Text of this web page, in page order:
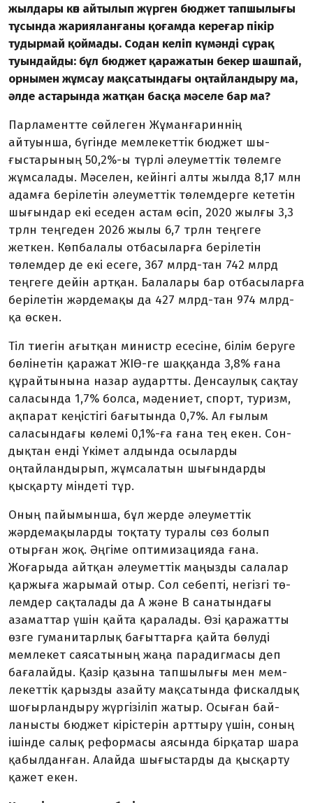
жылдары көп айтылып жүрген бюджет тапшылығы
тұсында жария­ланғаны қоғамда кереғар пікір
тудырмай қоймады. Содан келіп күмәнді сұрақ
туындайды: бұл бюджет қаражатын бе­кер шашпай,
орнымен жұмсау мақсатындағы оңтай­ландыру ма,
әлде астарында жатқан басқа мәселе бар ма?
Парламентте сөйлеген Жұ­ман­ғариннің
айтуынша, бүгінде мемлекеттік бюджет шы­
ғыстарының 50,2%-ы түрлі әлеу­меттік төлемге
жұмсалады. Мә­селен, кейінгі алты жылда 8,17 млн
адамға берілетін әлеуметтік төлемдерге кететін
шығындар екі еседен астам өсіп, 2020 жылғы 3,3
трлн теңгеден 2026 жылы 6,7 трлн теңгеге
жеткен. Көпбалалы отбасыларға берілетін
төлемдер де екі есеге, 367 млрд-тан 742 млрд
теңгеге дейін артқан. Балалары бар отбасыларға
берілетін жәрдемақы да 427 млрд-тан 974 млрд-
қа өскен.
Тіл тиегін ағытқан министр есе­сіне, білім беруге
бөлінетін қа­ражат ЖІӨ-ге шаққанда 3,8% ғана
құрайтынына назар аудартты. Денсаулық сақтау
саласында 1,7% болса, мәдениет, спорт, туризм,
ақпарат кеңістігі бағытында 0,7%. Ал ғылым
саласындағы кө­­­лемі 0,1%-ға ғана тең екен. Сон­
дықтан енді Үкімет алдында осыларды
оңтайландырып, жұм­салатын шығындарды
қысқарту мін­деті тұр.
Оның пайымынша, бұл жерде әлеуметтік
жәрдемақыларды тоқтату туралы сөз болып
отырған жоқ. Әңгіме оптимизацияда ғана.
Жоғарыда айтқан әлеуметтік маңыз­ды салалар
қаржыға жары­май отыр. Сол себепті, негізгі тө­
лемдер сақталады да А және В санатындағы
азаматтар үшін қайта қаралады. Өзі қаражатты
өзге гуманитарлық бағыттарға қайта бөлу­ді
мемлекет саясатының жаңа парадигмасы деп
бағалайды. Қа­зір қазына тапшылығы мен мем­
лекеттік қарызды азайту мақ­сатында фискалдық
шоғыр­лан­дыру жүргізіліп жатыр. Осы­­ған бай­
ланысты бюджет кі­ріс­терін арт­тыру үшін, соның
ішінде салық ре­формасы аясында бірқатар шара
қабылданған. Алай­да шығыстарды да қысқарту
қа­жет екен.